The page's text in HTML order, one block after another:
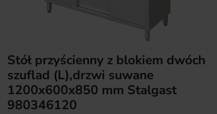
Stół przyścienny z blokiem dwóch
szuflad (L),drzwi suwane
1200x600x850 mm Stalgast
980346120